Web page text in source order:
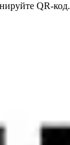
QR-код.